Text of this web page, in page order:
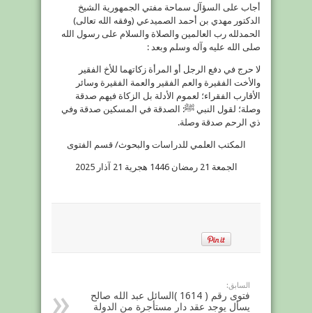
أجاب على السؤآل سماحة مفتي الجمهورية الشيخ
الدكتور مهدي بن أحمد الصميدعي (وفقه الله تعالى)
الحمدلله رب العالمين والصلاة والسلام على رسول الله
صلى الله عليه وآله وسلم وبعد :
لا حرج في دفع الرجل أو المرأة زكاتهما للأخ الفقير
والأخت الفقيرة والعم الفقير والعمة الفقيرة وسائر
الأقارب الفقراء؛ لعموم الأدلة بل الزكاة فيهم صدقة
وصلة؛ لقول النبي ﷺ: الصدقة في المسكين صدقة وفي
ذي الرحم صدقة وصلة.
المكتب العلمي للدراسات والبحوث/ قسم الفتوى
الجمعة 21 رمضان 1446 هجرية 21 آذار 2025
السابق:
فتوى رقم ( 1614 )السائل عبد الله صالح
يسأل يوجد عقد دار مستأجرة من الدولة